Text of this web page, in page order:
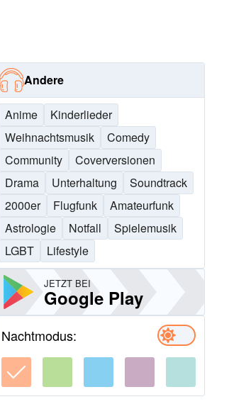
Andere
Anime
Kinderlieder
Weihnachtsmusik
Comedy
Community
Coverversionen
Drama
Unterhaltung
Soundtrack
2000er
Flugfunk
Amateurfunk
Astrologie
Notfall
Spielemusik
LGBT
Lifestyle
JETZT BEI
Google Play
Nachtmodus: